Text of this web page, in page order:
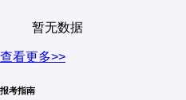
暂无数据
查看更多>>
报考指南